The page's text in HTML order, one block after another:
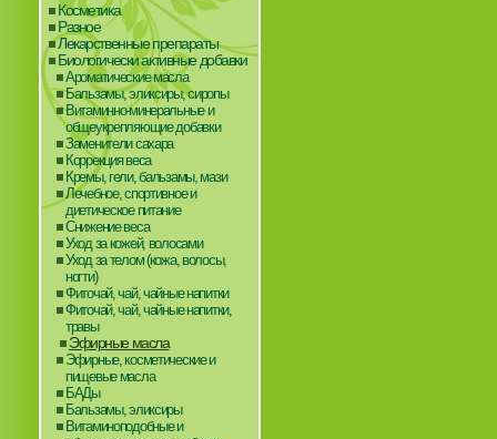
Косметика
Разное
Лекарственные препараты
Биологически активные добавки
Ароматические масла
Бальзамы, эликсиры, сиропы
Витаминно-минеральные и
общеукрепляющие добавки
Заменители сахара
Коррекция веса
Кремы, гели, бальзамы, мази
Лечебное, спортивное и
диетическое питание
Снижение веса
Уход за кожей, волосами
Уход за телом (кожа, волосы,
ногти)
Фиточай, чай, чайные напитки
Фиточай, чай, чайные напитки,
травы
Эфирные масла
Эфирные, косметические и
пищевые масла
БАДы
Бальзамы, эликсиры
Витаминоподобные и